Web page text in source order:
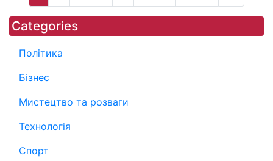
Categories
Політика
Бізнес
Мистецтво та розваги
Технологія
Спорт